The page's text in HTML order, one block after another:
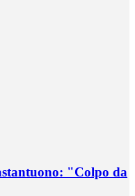
"Colpo da